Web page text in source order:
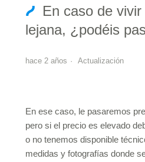
En caso de
lejana, ¿podéis
hace 2 años Actualización
En ese caso, le pasaremos
pero si el precio es elevado
o no tenemos disponible
medidas y fotografías donde